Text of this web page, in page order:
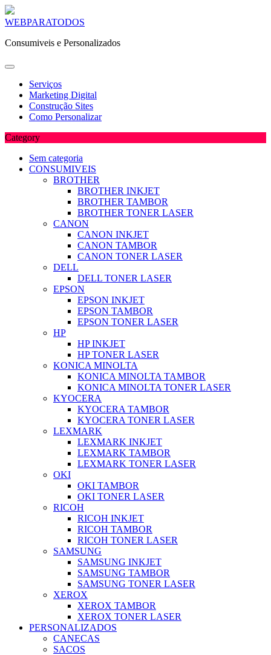
Skip
content
WEBPARATODOS
Consumiveis e Personalizados
Serviços
Marketing Digital
Construção Sites
Como Personalizar
Category
Sem categoria
CONSUMIVEIS
BROTHER
BROTHER INKJET
BROTHER TAMBOR
BROTHER TONER LASER
CANON
CANON INKJET
CANON TAMBOR
CANON TONER LASER
DELL
DELL TONER LASER
EPSON
EPSON INKJET
EPSON TAMBOR
EPSON TONER LASER
HP
HP INKJET
HP TONER LASER
KONICA MINOLTA
KONICA MINOLTA TAMBOR
KONICA MINOLTA TONER LASER
KYOCERA
KYOCERA TAMBOR
KYOCERA TONER LASER
LEXMARK
LEXMARK INKJET
LEXMARK TAMBOR
LEXMARK TONER LASER
OKI
OKI TAMBOR
OKI TONER LASER
RICOH
RICOH INKJET
RICOH TAMBOR
RICOH TONER LASER
SAMSUNG
SAMSUNG INKJET
SAMSUNG TAMBOR
SAMSUNG TONER LASER
XEROX
XEROX TAMBOR
XEROX TONER LASER
PERSONALIZADOS
CANECAS
SACOS